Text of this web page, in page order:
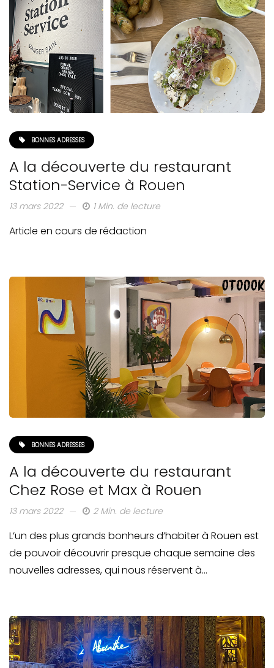
BONNES ADRESSES
A la découverte du restaurant
Station-Service à Rouen
13 mars 2022 1 Min. de lecture
Article en cours de rédaction
BONNES ADRESSES
A la découverte du restaurant
Chez Rose et Max à Rouen
13 mars 2022 2 Min. de lecture
L’un des plus grands bonheurs d’habiter à Rouen est
de pouvoir découvrir presque chaque semaine des
nouvelles adresses, qui nous réservent à…